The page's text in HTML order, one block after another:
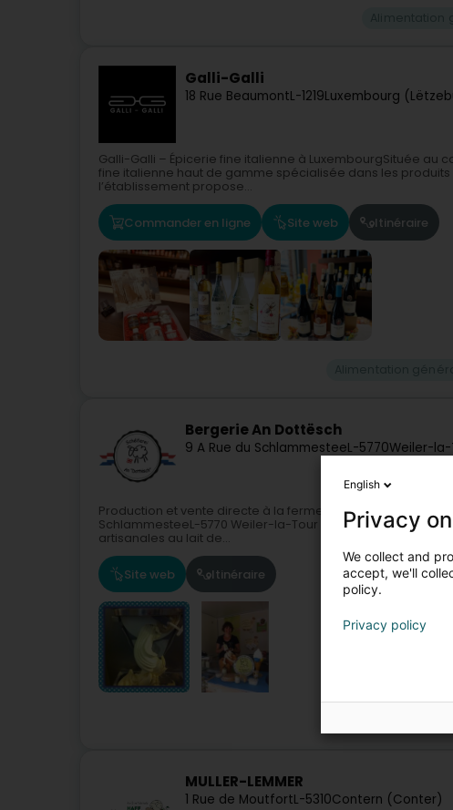
Galli-Galli
18 Rue BeaumontL-1219Luxembourg
Galli-Galli – Épicerie fine italienne à LuxembourgSituée
fine italienne haut de gamme spécialisée dans les
l’établissement propose...
Commander en ligne Site web Itinéraire
Bergerie An Dottësch
9 A Rue du SchlammesteeL-5770Weiler-
Production et vente directe à la ferme : Bergerie An
SchlammesteeL-5770 Weiler-la-Tour Nous vous
artisanales au lait de...
Site web Itinéraire
MULLER-LEMMER
1 Rue de MoutfortL-5310Contern (Conter)
English
Privacy
We collect and
accept, we'll
policy.
Privacy policy